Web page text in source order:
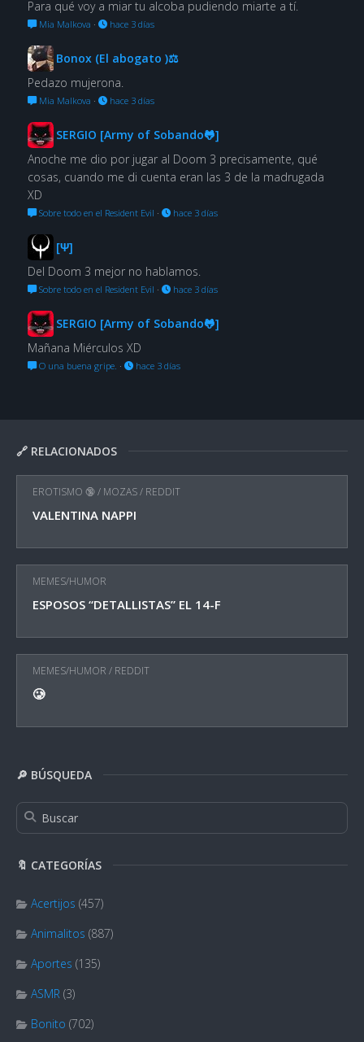
🔗 RELACIONADOS
EROTISMO 🔞/ MOZAS/ REDDIT
VALENTINA NAPPI
MEMES/HUMOR
ESPOSOS “DETALLISTAS” EL 14-F
MEMES/HUMOR / REDDIT
🥲
🔎 BÚSQUEDA
🔖 CATEGORÍAS
Acertijos (457)
Animalitos (887)
Aportes (135)
ASMR (3)
Bonito (702)
Para qué voy a miar tu alcoba pudiendo miarte a tí.
Mia Malkova · hace 3 días
Bonox (El abogato )⚖
Pedazo mujerona.
Mia Malkova · hace 3 días
SERGIO [Army of Sobando🐸]
Anoche me dio por jugar al Doom 3 precisamente, qué
cosas, cuando me di cuenta eran las 3 de la madrugada
XD
Sobre todo en el Resident Evil · hace 3 días
[Ψ]
Del Doom 3 mejor no hablamos.
Sobre todo en el Resident Evil · hace 3 días
SERGIO [Army of Sobando🐸]
Mañana Miérculos XD
O una buena gripe. · hace 3 días